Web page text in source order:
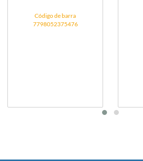
Código de barra
7798052375476